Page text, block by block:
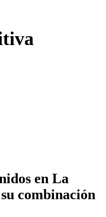
en La
combinación